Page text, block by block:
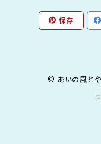
保存
© あいの風とや